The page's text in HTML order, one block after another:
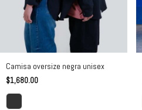
Camisa oversize negra unisex
$1,680.00